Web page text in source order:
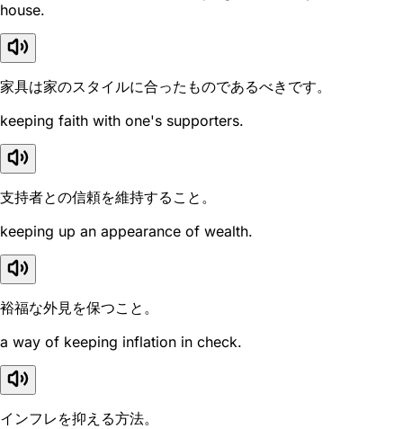
house.
家具は家のスタイルに合ったものであるべきです。
keeping faith with one's supporters.
支持者との信頼を維持すること。
keeping up an appearance of wealth.
裕福な外見を保つこと。
a way of keeping inflation in check.
インフレを抑える方法。